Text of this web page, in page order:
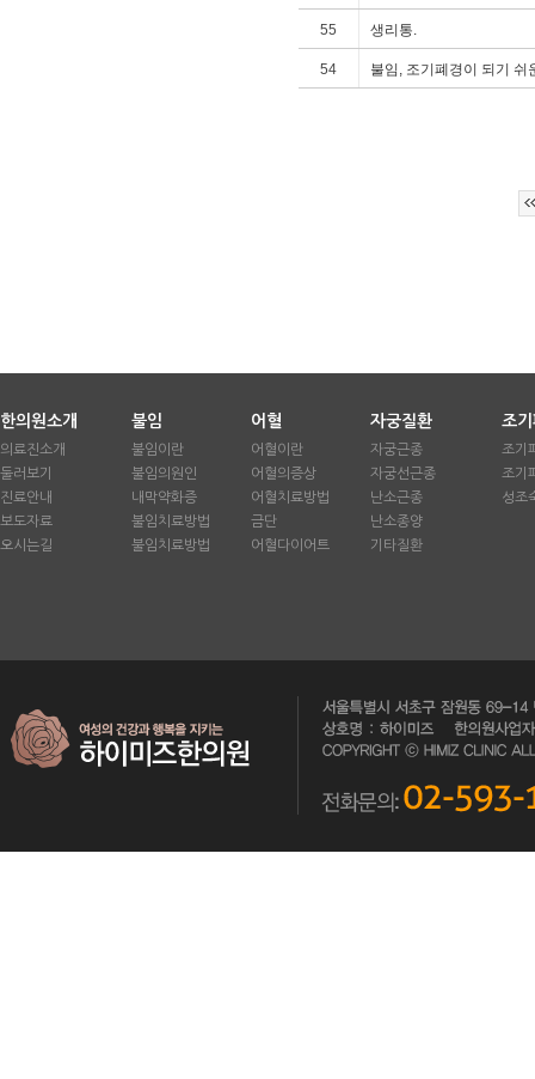
55 생리통.
54 불임, 조기폐경이 되기 쉬
한의원소개
의료진소개
둘러보기
진료안내
보도자료
오시는길
불임
불임이란
불임의원인
내막약화증
불임치료방법
불임치료방법
어혈
어혈이란
어혈의증상
어혈치료방법
금단
어혈다이어트
자궁질환
자궁근종
자궁선근종
난소근종
난소종양
기타질환
조
조기
조기
성조